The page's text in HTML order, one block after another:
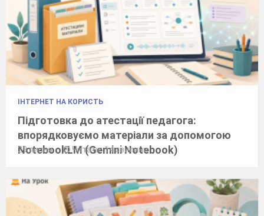
ІНТЕРНЕТ НА КОРИСТЬ
Підготовка до атестації педагога:
впорядковуємо матеріали за допомогою
NotebookLM (Gemini Notebook)
29 липня Читати: 14 хвилини